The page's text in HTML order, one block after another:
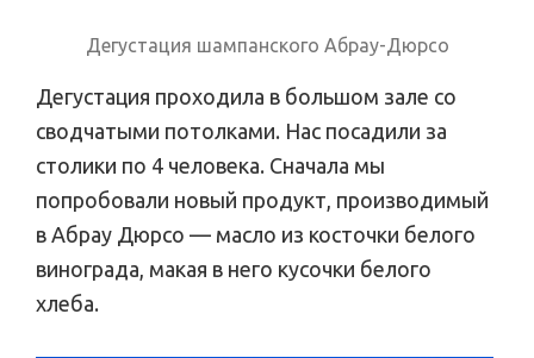
Дегустация шампанского Абрау-Дюрсо
Дегустация проходила в большом зале со
сводчатыми потолками. Нас посадили за
столики по 4 человека. Сначала мы
попробовали новый продукт, производимый
в Абрау Дюрсо — масло из косточки белого
винограда, макая в него кусочки белого
хлеба.